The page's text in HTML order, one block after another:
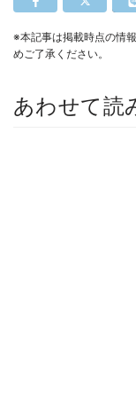
※本記事は掲載時点の情
めご了承ください。
あわせて読